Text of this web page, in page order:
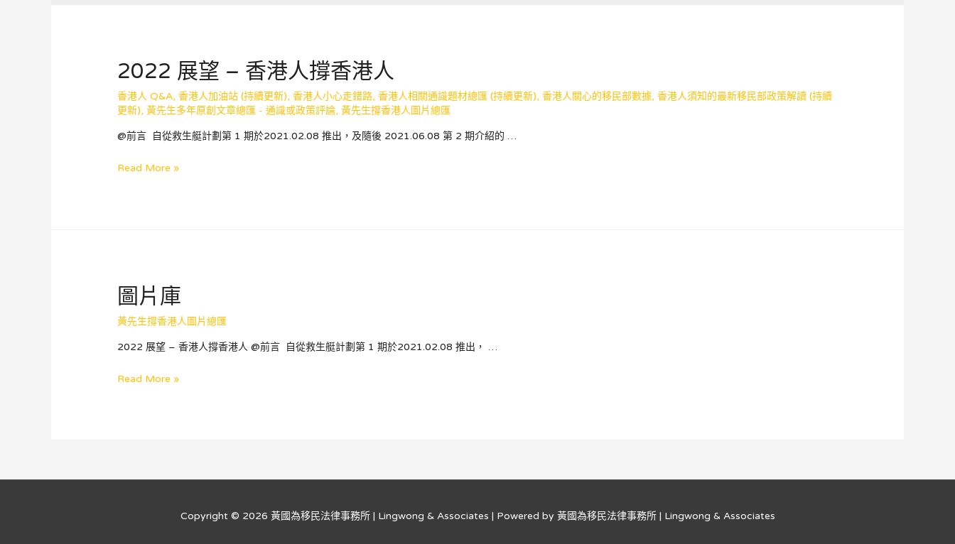
2022 展望 – 香港人撐香港人
香港人 Q&A,香港人加油站 (持續更新),香港人小心走錯路,香港人相關通識題材總匯 (持續更新),香港人關心的移民部數據,香港人須知的最新移民部政策解讀 (持續
更新),黃先生多年原創文章總匯 - 通識或政策評論,黃先生撐香港人圖片總匯
@前言 自從救生艇計劃第 1 期於2021.02.08 推出，及隨後 2021.06.08 第 2 期介紹的 …
2022
香
港
人
Read More »
圖片庫
黃先生撐香港人圖片總匯
2022 展望 – 香港人撐香港人 @前言 自從救生艇計劃第 1 期於2021.02.08 推出， …
圖
Read More »
Copyright © 2026 黃國為移民法律事務所 | Lingwong & Associates | Powered by 黃國為移民法律事務所 | Lingwong & Associates